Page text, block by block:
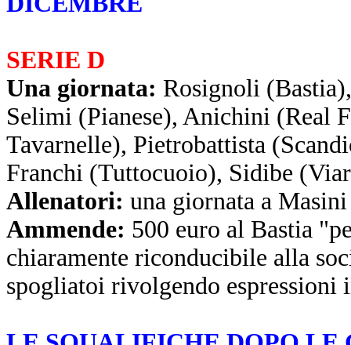
SERIE D
Una giornata: Rosignoli
Selimi (Pianese), Anichini (Real
Tavarnelle), Pietrobattista
Franchi (Tuttocuoio), Sidibe
Allenatori: una giornata a
Ammende: 500 euro al Bastia
chiaramente riconducibile alla
spogliatoi rivolgendo